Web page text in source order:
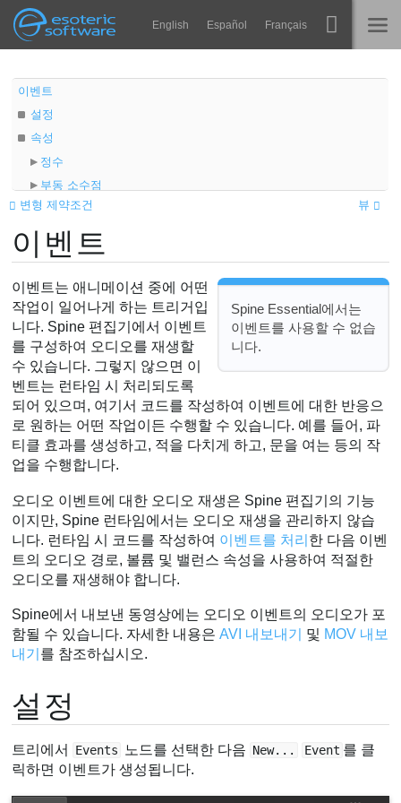
Esoteric Software
Navigation English Español Français
홈
블로그
포럼
연락처
Spine
런타임
FAQ
평가판 사용
구매
Main Content
이벤트
설정
속성
정수
부동 소수점
문자열
오디오 경로
볼륨
밸런스
오디오 노드
오디오 이벤트
오디오 파일 검색
오디오 형식
뷰포트 이벤트
폴더
동영상
뷰
변형 제약조건
이벤트
Spine Essential에서는
이벤트를 사용할 수 없습
니다.
이벤트는 애니메이션 중에 어떤
작업이 일어나게 하는 트리거입
니다. Spine 편집기에서 이벤트
를 구성하여 오디오를 재생할
수 있습니다. 그렇지 않으면 이
벤트는 런타임 시 처리되도록
되어 있으며, 여기서 코드를 작성하여 이벤트에 대한 반응으
로 원하는 어떤 작업이든 수행할 수 있습니다. 예를 들어, 파
티클 효과를 생성하고, 적을 다치게 하고, 문을 여는 등의 작
업을 수행합니다.
오디오 이벤트에 대한 오디오 재생은 Spine 편집기의 기능
이지만, Spine 런타임에서는 오디오 재생을 관리하지 않습
니다. 런타임 시 코드를 작성하여 이벤트를 처리 한 다음 이벤
트의 오디오 경로, 볼륨 및 밸런스 속성을 사용하여 적절한
오디오를 재생해야 합니다.
Spine에서 내보낸 동영상에는 오디오 이벤트의 오디오가 포
함될 수 있습니다. 자세한 내용은AVI 내보내기 및 MOV 내보
내기 를 참조하십시오.
설정
트리에서 Events 노드를 선택한 다음 New... Event 를 클
릭하면 이벤트가 생성됩니다.